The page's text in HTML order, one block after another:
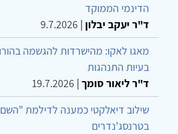
הדינמי הממוקד
ד"ר יעקב יבלון |
9.7.2026
מאגו לאקו: מהישרדות להגשמה
בעיות התנהגות
ד"ר ליאור סומך |
19.7.2026
שילוב דיאלקטי כמענה לדילמת
בטרנסג'נדרים